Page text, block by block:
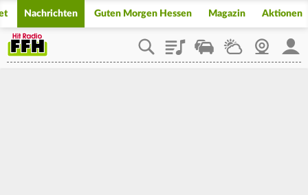
Nachrichten Guten Morgen Hessen Magazin Aktionen
PlaylistStaupilotWetterWebcam